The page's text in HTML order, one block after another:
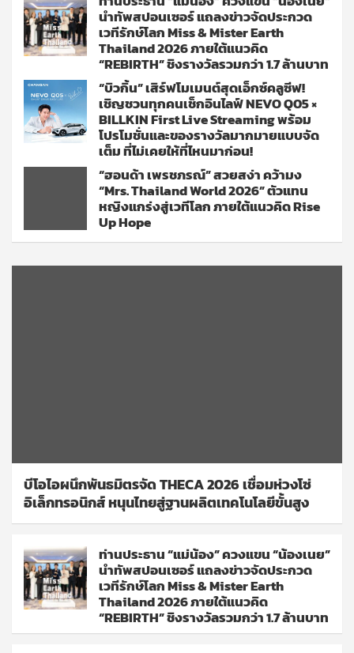
นำทัพสปอนเซอร์ แถลงข่าวจัดประกวด
เวทีรักษ์โลก Miss & Mister Earth
Thailand 2026 ภายใต้แนวคิด
“REBIRTH” ชิงรางวัลรวมกว่า 1.7 ล้านบาท
“บิวกิ้น” เสิร์ฟโมเมนต์สุดเอ็กซ์คลูซีฟ!
เชิญชวนทุกคนเช็กอินไลฟ์ NEVO Q05 ×
BILLKIN First Live Streaming พร้อม
โปรโมชั่นและของรางวัลมากมายแบบจัด
เต็ม ที่ไม่เคยให้ที่ไหนมาก่อน!
“ฮอนด้า เพรชภรณ์” สวยสง่า คว้ามง
“Mrs. Thailand World 2026” ตัวแทน
หญิงแกร่งสู่เวทีโลก ภายใต้แนวคิด Rise
Up Hope
บีโอไอผนึกพันธมิตรจัด THECA 2026 เชื่อมห่วงโซ่
อิเล็กทรอนิกส์ หนุนไทยสู่ฐานผลิตเทคโนโลยีขั้นสูง
ท่านประธาน “แม่น้อง” ควงแขน “น้องเนย”
นำทัพสปอนเซอร์ แถลงข่าวจัดประกวด
เวทีรักษ์โลก Miss & Mister Earth
Thailand 2026 ภายใต้แนวคิด
“REBIRTH” ชิงรางวัลรวมกว่า 1.7 ล้านบาท